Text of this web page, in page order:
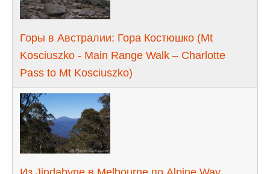
Горы в Австралии: Гора Костюшко (Mt
Kosciuszko - Main Range Walk – Charlotte
Pass to Mt Kosciuszko)